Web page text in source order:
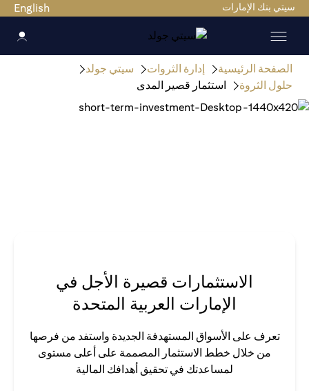
سيتي بنك الإمارات English
الصفحة الرئيسية إدارة الثروات
سيتي جولد
حلول الثروة
استثمار قصير المدى
الاستثمارات قصيرة الأجل في
الإمارات العربية المتحدة
تعرف على الأسواق المستهدفة الجديدة واستفد من فرصها
من خلال خطط الاستثمار المصممة على أعلى مستوى
لمساعدتك في تحقيق أهدافك المالية